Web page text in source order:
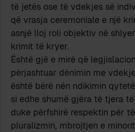
të jetës ose të vdekjes së
që vrasja ceremoniale e një
asnjë lloj roli objektiv në
krimit të kryer.
Është gjë e mirë që
përjashtuar dënimin me
është bërë nën ndikimin
si edhe shumë gjëra të tjera
duke përfshirë respektin për
pluralizmin, mbrojtjen e